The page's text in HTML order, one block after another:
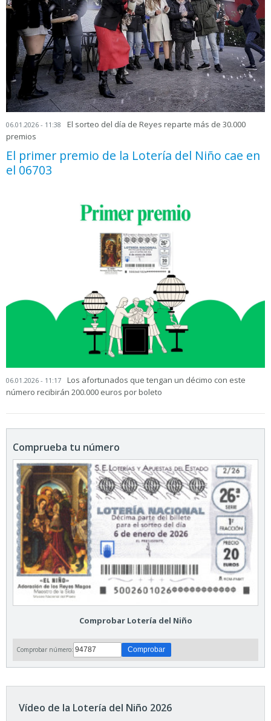
06.01.2026 - 11:38
El sorteo del día de Reyes reparte más de 30.000
premios
El primer premio de la Lotería del Niño cae en
el 06703
06.01.2026 - 11:17
Los afortunados que tengan un décimo con este
número recibirán 200.000 euros por boleto
Comprueba tu número
Comprobar Lotería del Niño
Comprobar número:
Vídeo de la Lotería del Niño 2026